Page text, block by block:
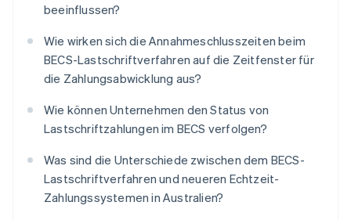
beeinflussen?
Wie wirken sich die Annahmeschlusszeiten beim
BECS-Lastschriftverfahren auf die Zeitfenster für
die Zahlungsabwicklung aus?
Wie können Unternehmen den Status von
Lastschriftzahlungen im BECS verfolgen?
Was sind die Unterschiede zwischen dem BECS-
Lastschriftverfahren und neueren Echtzeit-
Zahlungssystemen in Australien?